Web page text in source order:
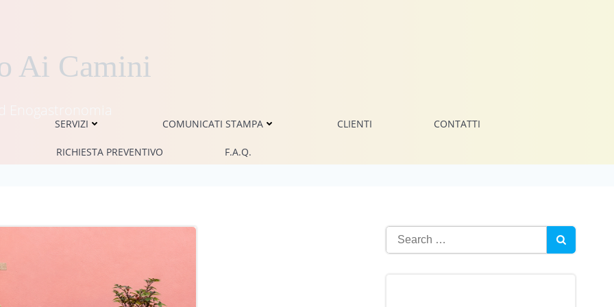
SERVIZI COMUNICATI STAMPA CLIENTI CONTATTI
RICHIESTA PREVENTIVO F.A.Q.
Ai Camini
Search
for: